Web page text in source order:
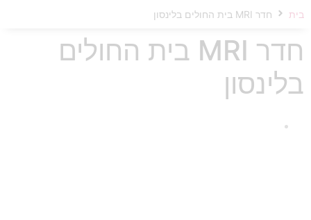
בית חדר MRI בית החולים בלינסון
חדר MRI בית החולים
בלינסון